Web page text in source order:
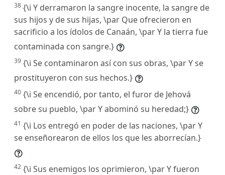
38 {\i Y derramaron la sangre inocente, la sangre de
sus hijos y de sus hijas, \par Que ofrecieron en
sacrificio a los ídolos de Canaán, \par Y la tierra fue
contaminada con sangre.}
39 {\i Se contaminaron así con sus obras, \par Y se
prostituyeron con sus hechos.}
40 {\i Se encendió, por tanto, el furor de Jehová
sobre su pueblo, \par Y abominó su heredad;}
41 {\i Los entregó en poder de las naciones, \par Y
se enseñorearon de ellos los que les aborrecían.}
42 {\i Sus enemigos los oprimieron, \par Y fueron